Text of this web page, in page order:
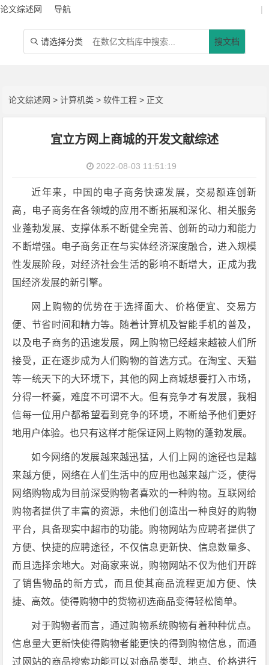
论文综述网 导航 |
 请选择分类 搜文档
论文综述网 >计算机类 >软件工程 > 正文
宜立方网上商城的开发文献综述
2022-08-03 11:51:19
近年来，中国的电子商务快速发展，交易额连创新
高，电子商务在各领域的应用不断拓展和深化、相关服务
业蓬勃发展、支撑体系不断健全完善、创新的动力和能力
不断增强。电子商务正在与实体经济深度融合，进入规模
性发展阶段，对经济社会生活的影响不断增大，正成为我
国经济发展的新引擎。
网上购物的优势在于选择面大、价格便宜、交易方
便、节省时间和精力等。随着计算机及智能手机的普及，
以及电子商务的迅速发展，网上购物已经越来越被人们所
接受，正在逐步成为人们购物的首选方式。在淘宝、天猫
等一统天下的大环境下，其他的网上商城想要打入市场，
分得一杯羹，难度不可谓不大。但有竞争才有发展，我相
信每一位用户都希望看到竞争的环境，不断给予他们更好
地用户体验。也只有这样才能保证网上购物的蓬勃发展。
如今网络的发展越来越迅猛，人们上网的途径也是越
来越方便，网络在人们生活中的应用也越来越广泛，使得
网络购物成为目前深受购物者喜欢的一种购物。互联网给
购物者提供了丰富的资源，未他们创造出一种良好的购物
平台，具备现实中超市的功能。购物网站为应聘者提供了
方便、快捷的应聘途径，不仅信息更新快、信息数量多、
而且选择余地大。对商家来说，购物网站不仅为他们开辟
了销售物品的新方式，而且使其商品流程更加方便、快
捷、高效。使得购物中的货物初选商品变得轻松简单。
对于购物者而言，通过购物系统购物有着种种优点。
信息量大更新快使得购物者能更快的得到购物信息，而通
过网站的商品搜索功能可以对商品类型、地点、价格进行